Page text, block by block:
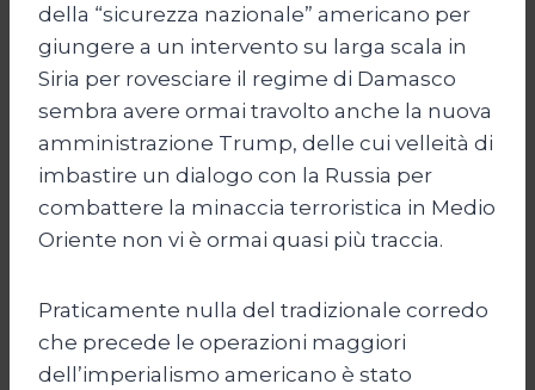
della “sicurezza nazionale” americano per
giungere a un intervento su larga scala in
Siria per rovesciare il regime di Damasco
sembra avere ormai travolto anche la nuova
amministrazione Trump, delle cui velleità di
imbastire un dialogo con la Russia per
combattere la minaccia terroristica in Medio
Oriente non vi è ormai quasi più traccia.
Praticamente nulla del tradizionale corredo
che precede le operazioni maggiori
dell’imperialismo americano è stato